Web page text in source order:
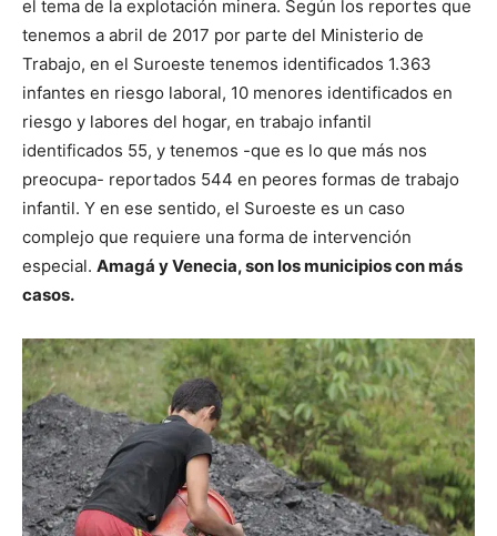
el tema de la explotación minera. Según los reportes que
tenemos a abril de 2017 por parte del Ministerio de
Trabajo, en el Suroeste tenemos identificados 1.363
infantes en riesgo laboral, 10 menores identificados en
riesgo y labores del hogar, en trabajo infantil
identificados 55, y tenemos -que es lo que más nos
preocupa- reportados 544 en peores formas de trabajo
infantil. Y en ese sentido, el Suroeste es un caso
complejo que requiere una forma de intervención
especial. Amagá y Venecia, son los municipios con más
casos.